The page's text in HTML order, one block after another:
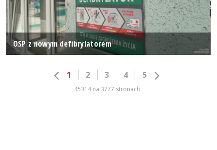
OSP z nowym defibrylatorem
1 2 3 4 5
45314 na 3777 stronach